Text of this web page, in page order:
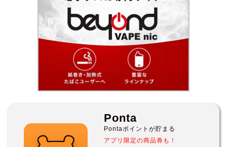
Ponta
Pontaポイントが貯まる
アプリ限定の商品券も！